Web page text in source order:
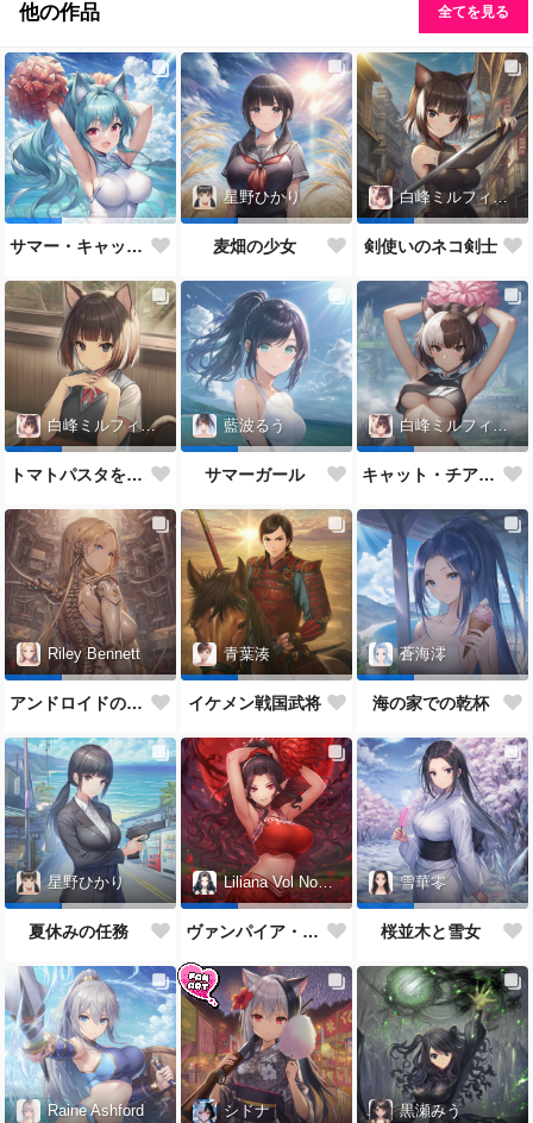
他の作品 全てを見る
サマー・キャット・チアガール
星野ひかり
麦畑の少女
白峰ミルフィーユ
剣使いのネコ剣士
白峰ミルフィーユ
トマトパスタを食べるネコJK
藍波るう
サマーガール
白峰ミルフィーユ
キャット・チアガール
Riley Bennett
アンドロイドの女性
青葉湊
イケメン戦国武将
蒼海澪
海の家での乾杯
星野ひかり
夏休みの任務
Liliana Vol Noctis
ヴァンパイア・チアガール
雪華零
桜並木と雪女
Raine Ashford シドナ 黒瀬みう